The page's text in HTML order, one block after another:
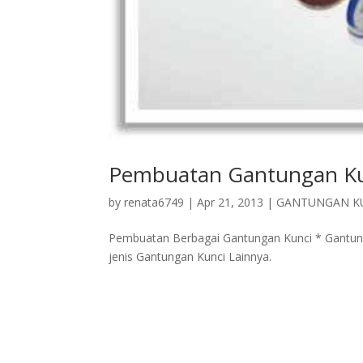
Pembuatan Gantungan
byrenata6749 |Apr 21, 2013 | GANTUNGAN
Pembuatan Berbagai Gantungan Kunci *
jenis Gantungan Kunci Lainnya.